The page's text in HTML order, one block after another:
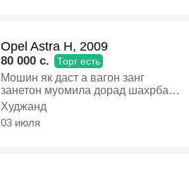
Opel Astra H, 2009
80 000 c. Торг есть
Мошин як даст а вагон занг
занетон муомила дорад шахрба
гаштаги, Бензин, Механика,
Универсал
Худжанд
03 июля